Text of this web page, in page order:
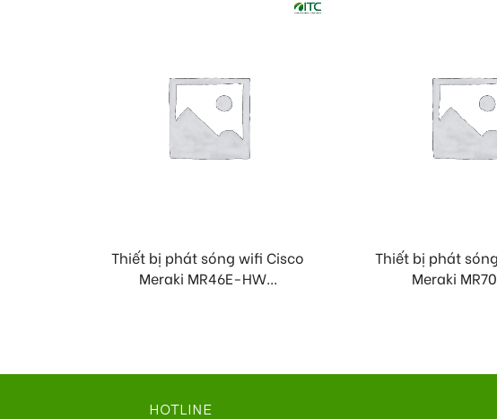
Thiết bị phát sóng wifi Cisco
Meraki MR46E-HW...
Thiết bị phát
Meraki
HOTLINE